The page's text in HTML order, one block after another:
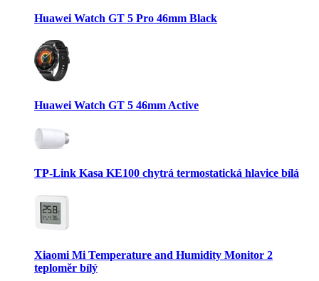
Huawei Watch GT 5 Pro 46mm Black
Huawei Watch GT 5 46mm Active
TP-Link Kasa KE100 chytrá termostatická hlavice bílá
Xiaomi Mi Temperature and Humidity Monitor 2
teploměr bílý